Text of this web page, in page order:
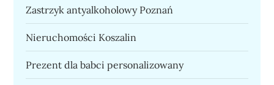
Zastrzyk antyalkoholowy Poznań
Nieruchomości Koszalin
Prezent dla babci personalizowany